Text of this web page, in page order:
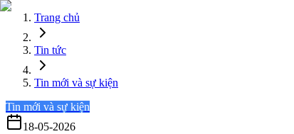
Trang chủ
Tin tức
Tin mới và sự kiện
Tin mới và sự kiện
18-05-2026